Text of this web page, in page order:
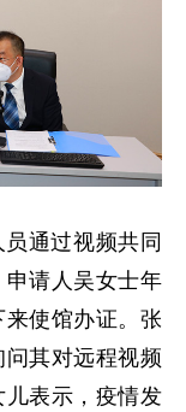
通过视频共同
请人吴女士年
使馆办证。张
其对远程视频
表示，疫情发